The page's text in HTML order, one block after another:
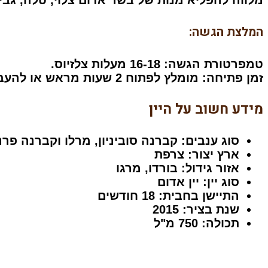
המלצת הגשה:
טמפרטורת הגשה: 16-18 מעלות צלזיוס.
זמן פתיחה: מומלץ לפתוח 2 שעות מראש או להעביר לדקנטר לאוורור מלא.
מידע חשוב על היין
סוג ענבים: קברנה סוביניון, מרלו וקברנה
ארץ יצור: צרפת
אזור גידול: בורדו, מרגו
סוג יין: יין אדום
התיישן בחבית: 18 חודשים
שנת בציר: 2015
תכולה: 750 מ"ל